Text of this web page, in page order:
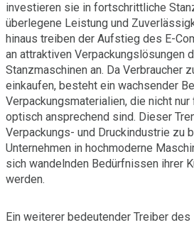
investieren sie in fortschrittliche
überlegene Leistung und
hinaus treiben der Aufstieg des E-
an attraktiven Verpackungslösungen
Stanzmaschinen an. Da Verbraucher
einkaufen, besteht ein wachsender
Verpackungsmaterialien, die nicht
optisch ansprechend sind. Dieser
Verpackungs- und Druckindustrie zu
Unternehmen in hochmoderne
sich wandelnden Bedürfnissen ihrer
werden.
Ein weiterer bedeutender Treiber